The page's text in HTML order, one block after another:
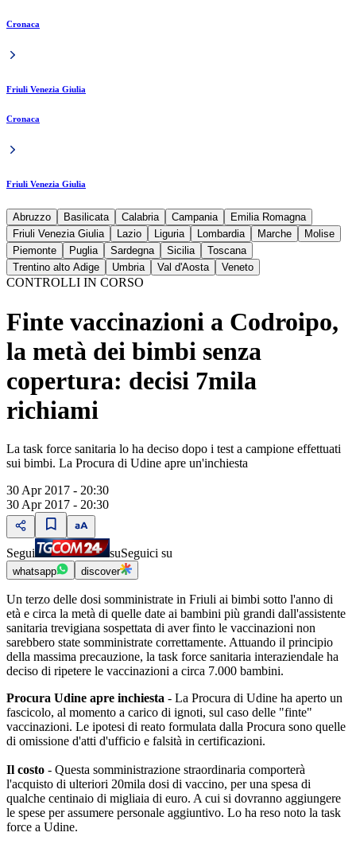
Cronaca
Friuli Venezia Giulia
Cronaca
Friuli Venezia Giulia
Abruzzo Basilicata Calabria Campania
Emilia Romagna
Friuli Venezia Giulia
Lazio Liguria Lombardia Marche
Molise
Piemonte
Puglia Sardegna Sicilia
Toscana
Trentino alto Adige
Umbria Val d'Aosta Veneto
CONTROLLI IN CORSO
Finte vaccinazioni a Codroipo,
la metà dei bimbi senza
copertura: decisi 7mila
richiami
La task force sanitaria lo ha deciso dopo i test a campione effettuati
sui bimbi. La Procura di Udine apre un'inchiesta
30 Apr 2017 - 20:30
30 Apr 2017 - 20:30
Segui suSeguici su
whatsapp discover
Un terzo delle dosi somministrate in Friuli ai bimbi sotto l'anno di
età e circa la metà di quelle date ai bambini più grandi dall'assistente
sanitaria trevigiana sospettata di aver finto le vaccinazioni non
sarebbero state somministrate correttamente. Attuando il principio
della massima precauzione, la task force sanitaria interaziendale ha
deciso di ripetere le vaccinazioni a circa 7.000 bambini.
Procura Udine apre inchiesta - La Procura di Udine ha aperto un
fascicolo, al momento a carico di ignoti, sul caso delle "finte"
vaccinazioni. Le ipotesi di reato formulata dalla Procura sono quelle
di omissione d'atti d'ufficio e falsità in certificazioni.
Il costo - Questa somministrazione straordinaria comporterà
l'acquisto di ulteriori 20mila dosi di vaccino, per una spesa di
qualche centinaio di migliaia di euro. A cui si dovranno aggiungere
le spese per assumere personale aggiuntivo. Lo ha reso noto la task
force a Udine.